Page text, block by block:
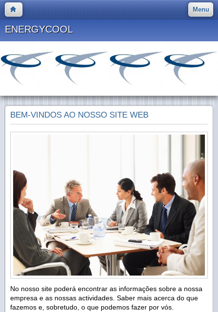
Menu
ENERGYCOOL
BEM-VINDOS AO NOSSO SITE WEB
No nosso site poderá encontrar as informações sobre a nossa
empresa e as nossas actividades. Saber mais acerca do que
fazemos e, sobretudo, o que podemos fazer por vós.